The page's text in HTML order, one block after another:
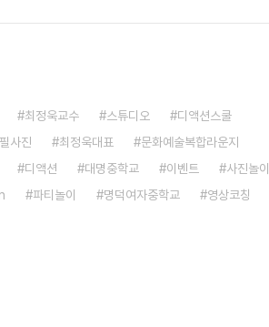
최정욱교수 스튜디오
디액션스쿨
사진 최정욱대표
문화예술복합라운지
디액션 대명중학교 이벤트
사진놀이
파티놀이 명덕여자중학교
영상코칭